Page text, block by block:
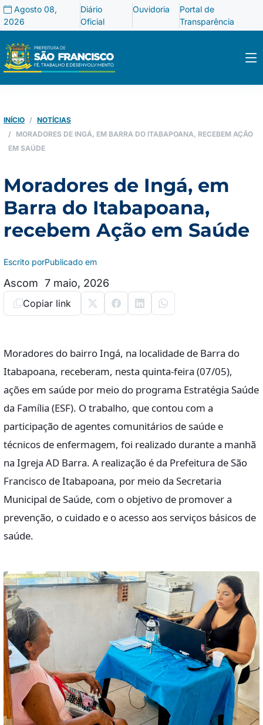
Agosto 08,
2026
Diário
Oficial
Ouvidoria
Portal de
Transparência
INÍCIO
NOTÍCIAS
MORADORES DE INGÁ, EM BARRA DO ITABAPOANA, RECEBEM AÇÃO
EM SAÚDE
Moradores de Ingá, em
Barra do Itabapoana,
recebem Ação em Saúde
Escrito por
Ascom
Publicado em
7 maio, 2026
Copiar link
Moradores do bairro Ingá, na localidade de Barra do
Itabapoana, receberam, nesta quinta-feira (07/05),
ações em saúde por meio do programa Estratégia Saúde
da Família (ESF). O trabalho, que contou com a
participação de agentes comunitários de saúde e
técnicos de enfermagem, foi realizado durante a manhã
na Igreja AD Barra. A realização é da Prefeitura de São
Francisco de Itabapoana, por meio da Secretaria
Municipal de Saúde, com o objetivo de promover a
prevenção, o cuidado e o acesso aos serviços básicos de
saúde.